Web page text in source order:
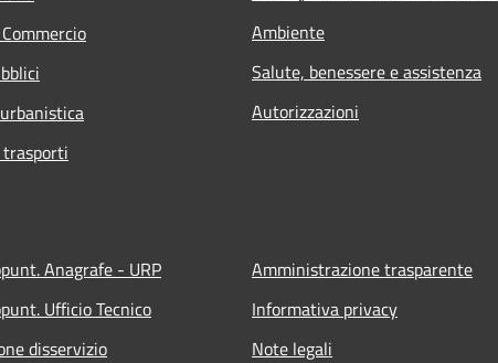
Ambiente
Salute, benessere e assistenza
Autorizzazioni
Anagrafe - URP
Ufficio Tecnico
disservizio
Amministrazione trasparente
Informativa privacy
Note legali